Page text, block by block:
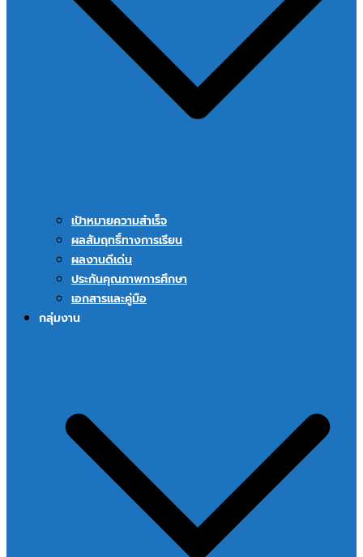
เป้าหมายความสำเร็จ
ผลสัมฤทธิ์ทางการเรียน
ผลงานดีเด่น
ประกันคุณภาพการศึกษา
เอกสารและคู่มือ
กลุ่มงาน